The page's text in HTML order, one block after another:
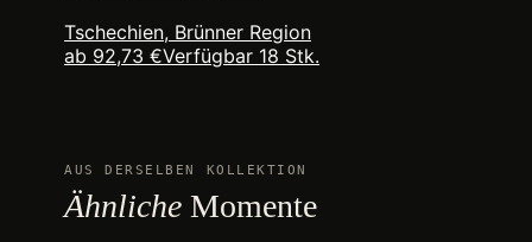
Tschechien, Brünner Region
ab 92,73 €Verfügbar 18 Stk.
AUS DERSELBEN KOLLEKTION
Ähnliche Momente